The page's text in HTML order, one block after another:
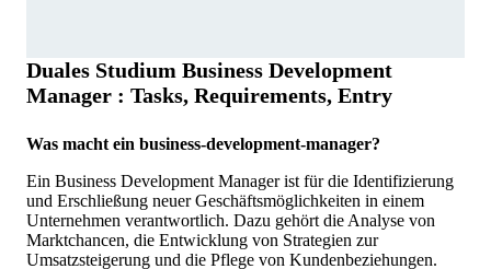
Duales Studium Business Development
Manager : Tasks, Requirements, Entry
Was macht ein business-development-manager?
Ein Business Development Manager ist für die Identifizierung
und Erschließung neuer Geschäftsmöglichkeiten in einem
Unternehmen verantwortlich. Dazu gehört die Analyse von
Marktchancen, die Entwicklung von Strategien zur
Umsatzsteigerung und die Pflege von Kundenbeziehungen.